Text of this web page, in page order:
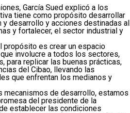
García Sued explicó a los
tiene como propósito desarrollar
desarrollo y acciones destinadas al
y fortalecer, el sector industrial y
propósito es crear un espacio
involucre a todos los sectores,
para replicar las buenas prácticas,
del Cibao, llevando las
que enfrentan los medianos y
mecanismos de desarrollo, estamos
del presidente de la
establecer las condiciones